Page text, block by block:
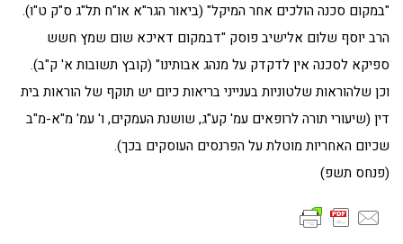
"במקום סכנה הולכים אחר המיקל" (ביאור הגר"א או"ח תל"ג ס"ק ט"ו).
הרב יוסף שלום אלישיב פוסק "דבמקום דאיכא שום שמץ חשש
ספיקא לסכנה אין לדקדק על מנהג אבותינו" (קובץ תשובות א' ק"ב).
וכן שלהוראות שלטוניות בענייני בריאות כיום יש תוקף של הוראות בית
דין (שיעורי תורה לרופאים עמ' קע"ג, שושנת העמקים, ו' עמ' מ"א-מ"ב
שכיום האחריות מוטלת על הפרנסים העוסקים בכך).
(פנחס תשפ)